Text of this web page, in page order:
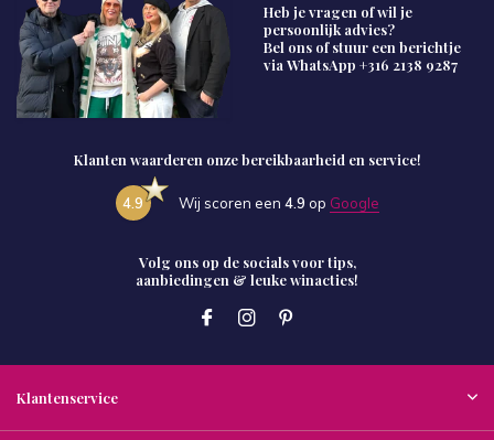
Heb je vragen of wil je
persoonlijk advies?
Bel ons of stuur een berichtje
via WhatsApp +316 2138 9287
Klanten waarderen onze bereikbaarheid en service!
4.9 Wij scoren een 4.9 op Google
Volg ons op de socials voor tips,
aanbiedingen & leuke winacties!
Klantenservice